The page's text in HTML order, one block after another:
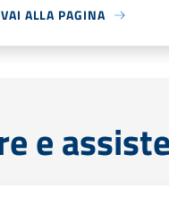
VAI ALLA PAGINA
e